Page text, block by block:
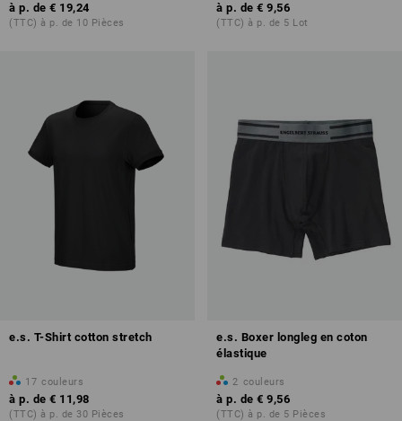
à p. de € 19,24
(TTC) à p. de 10 Pièces
à p. de € 9,56
(TTC) à p. de 5 Lot
e.s. T-Shirt cotton stretch
17 couleurs
à p. de € 11,98
(TTC) à p. de 30 Pièces
e.s. Boxer longleg en coton
élastique
2 couleurs
à p. de € 9,56
(TTC) à p. de 5 Pièces